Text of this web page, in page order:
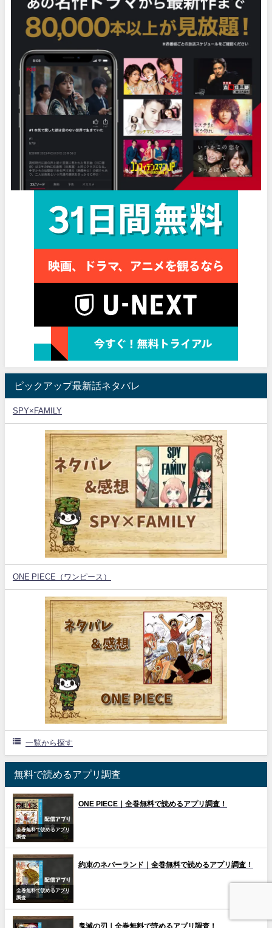
ピックアップ最新話ネタバレ
SPY×FAMILY
ONE PIECE（ワンピース）
一覧から探す
無料で読めるアプリ調査
全巻無料で読めるアプリ
調査
ONE PIECE｜全巻無料で読めるアプリ調査！
全巻無料で読めるアプリ
調査
約束のネバーランド｜全巻無料で読めるアプリ調査！
鬼滅の刃｜全巻無料で読めるアプリ調査！